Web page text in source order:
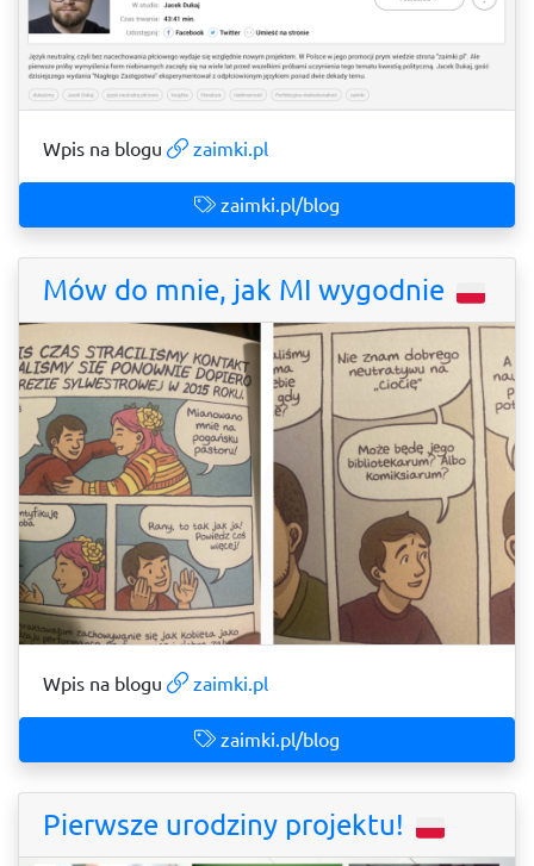
Wpis na blogu zaimki.pl
zaimki.pl/blog
Mów do mnie, jak MI wygodnie
Wpis na blogu zaimki.pl
zaimki.pl/blog
Pierwsze urodziny projektu!